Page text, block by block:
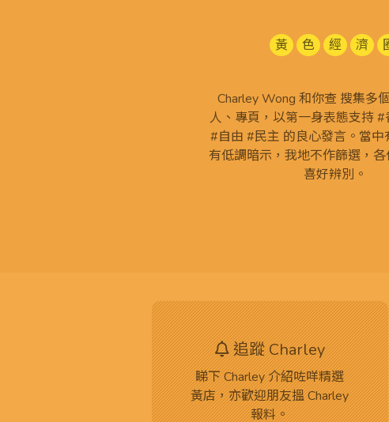
黃 色 經 濟
Charley Wong 和你查 搜集多
人、專頁，以第一身表態支持 #
#自由 #民主 的良心發言。當中
有低調暗示，我地不作篩選，
喜好辨別。
追蹤 Charley
睇下 Charley 介紹咗咩精選
黃店，亦歡迎朋友搵 Charley
報料。